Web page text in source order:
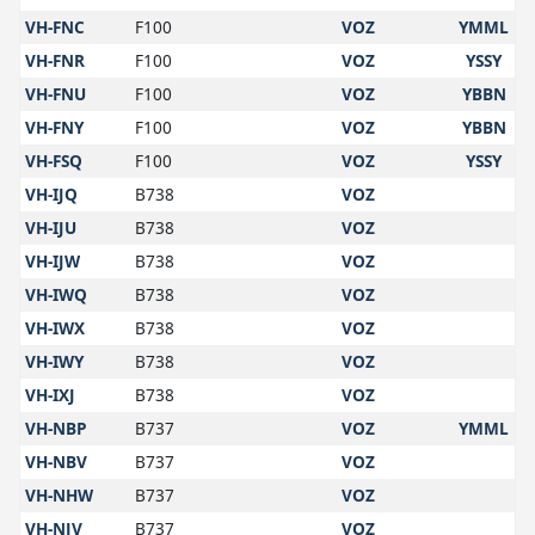
VH-FNC
F100 VOZ
YMML
VH-FNR
F100 VOZ
YSSY
VH-FNU
F100 VOZ
YBBN
VH-FNY
F100 VOZ
YBBN
VH-FSQ
F100 VOZ
YSSY
VH-IJQ
B738
VOZ
VH-IJU
B738
VOZ
VH-IJW
B738
VOZ
VH-IWQ
B738
VOZ
VH-IWX
B738
VOZ
VH-IWY
B738
VOZ
VH-IXJ
B738
VOZ
VH-NBP
B737 VOZ
YMML
VH-NBV
B737
VOZ
VH-NHW
B737
VOZ
VH-NJV
B737 VOZ